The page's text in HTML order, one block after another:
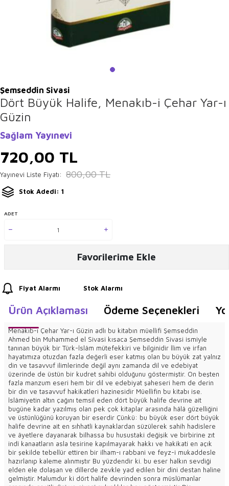
Şemseddin Sivasi
Dört Büyük Halife, Menakıb-i Çehar Yar-ı
Güzin
Sağlam Yayınevi
720,00 TL
Yayınevi Liste Fiyatı: 800,00TL
Stok Adedi: 1
ADET
Favorilerime Ekle
Fiyat Alarmı Stok Alarmı
Ürün Açıklaması Ödeme Seçenekleri
Menakıb-ı Çehar Yar-ı Güzin adlı bu kitabın müellifi Şemseddin
Ahmed bin Muhammed el Sivasi kısaca Şemseddin Sivasi ismiyle
tanınan büyük bir Türk-İslâm mütefekkiri ve bilginidir İlim ve irfan
hayatımıza otuzdan fazla değerli eser katmış olan bu büyük zat yalnız
din ve tasavvuf ilimlerinde değil aynı zamanda dil ve edebiyat
üzerinde de üstün bir kudret sahibi olduğunu göstermiştir. On beşten
fazla manzum eseri hem bir dil ve edebiyat şaheseri hem de derin
bir din ve tasavvuf hakikatleri hazinesidir Müellifin bu kitabı ise.
İslâmiyetin altın çağını temsil eden dört büyük halife devrine ait
bugüne kadar yazılmış olan pek çok kitaplar arasında hâlâ güzelliğini
ve üstünlüğünü koruyan bir eserdir Çünkü: bu büyük eser dört büyük
halife devrine ait en sıhhatli kaynaklardan süzülerek sahih hadislere
ve âyetlere dayanarak bilhassa bu husustaki değişik ve birbirine zıt
indî kanaatların asla tesirine kapılmayarak hakkı ve hakikati en açık
bir şekilde tebellür ettiren bir ilham-ı rabbani ve feyz-i mukaddesle
hazırlanıp kaleme alınmıştır Bu yüzdendir ki. bu eser halkın sevdiği
elden ele dolaşan ve dillerde zevkle yad edilen bir dini destan haline
gelmiştir. Malumdur ki dört halife devrinden sonra müslümanlar